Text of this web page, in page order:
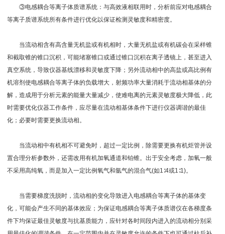
③电感耦合等离子体质谱系统：与高效液相联用时，分析前应对电感耦合
等离子质谱系统所有条件进行优化以保证检测灵敏度和精密度。
当流动相含有高含量无机盐或有机相时，大量无机盐或有机碳会在采样锥
和截取锥的锥口沉积，可能堵塞锥口或通过锥口沉积在离子透镜上，甚至进入
真空系统，导致仪器基线漂移和灵敏度下降；另外流动相中的高盐或高比例有
机溶剂使电感耦合等离子体的负载增大，射频功率大量消耗于流动相基体的分
解，造成用于分析元素的能量大量减少，使难电离的元素灵敏度极大降低，此
时需要优化仪器工作条件，应尽量在流动相基体条件下进行仪器调谐的最佳
化；必要时需要更换流动相。
当流动相中有机相不可避免时，超过一定比例，除需要更换有机炬管并设
置合理分析参数外，还需改用有机加氧通道和铂锥。出于安全考虑，加氧一般
不采用高纯氧，而是加入一定比例氧气和氩气的混合气(如1∶4或1∶1)。
当需要梯度洗脱时，流动相的变化导致进入电感耦合等离子体的基体变
化，可能会产生不同的基体效应；为保证电感耦合等离子体质谱仪在各梯度条
件下均保证最佳灵敏度与抗基质能力，应针对各时间段内进入的流动相分别采